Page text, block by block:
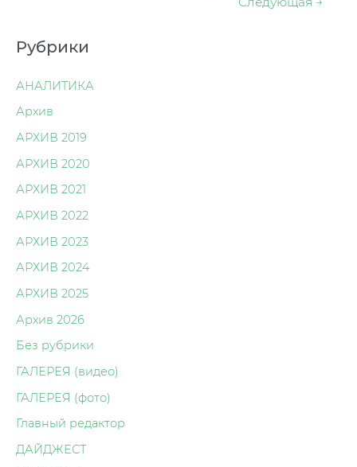
Рубрики
АНАЛИТИКА
Архив
АРХИВ 2019
АРХИВ 2020
АРХИВ 2021
АРХИВ 2022
АРХИВ 2023
АРХИВ 2024
АРХИВ 2025
Архив 2026
Без рубрики
ГАЛЕРЕЯ (видео)
ГАЛЕРЕЯ (фото)
Главный редактор
ДАЙДЖЕСТ